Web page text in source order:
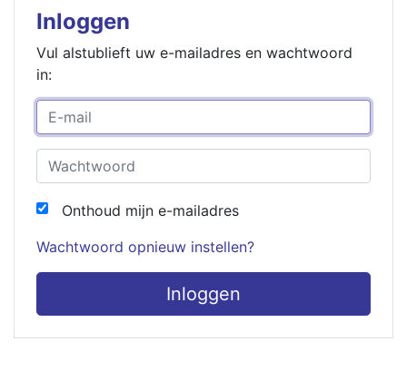
Inloggen
Vul alstublieft uw e-mailadres en wachtwoord
in:
Onthoud mijn e-mailadres
Wachtwoord opnieuw instellen?
Inloggen